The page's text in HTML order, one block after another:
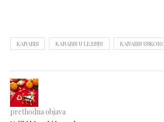
KANABIS KANABIS U LE;ENJU KANABIS
prethodna objava